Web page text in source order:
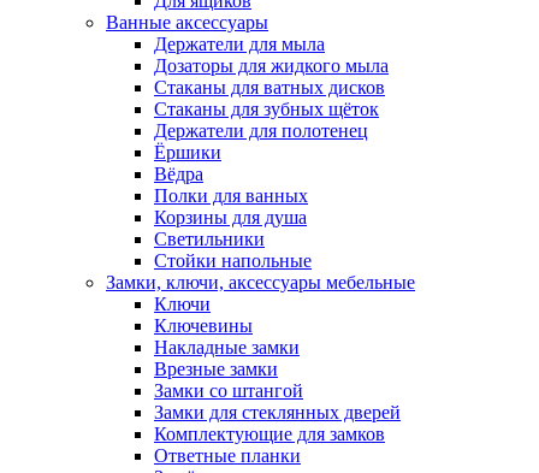
Ванные аксессуары
Держатели для мыла
Дозаторы для жидкого мыла
Стаканы для ватных дисков
Стаканы для зубных щёток
Держатели для полотенец
Ёршики
Вёдра
Полки для ванных
Корзины для душа
Светильники
Стойки напольные
Замки, ключи, аксессуары мебельные
Ключи
Ключевины
Накладные замки
Врезные замки
Замки со штангой
Замки для стеклянных дверей
Комплектующие для замков
Ответные планки